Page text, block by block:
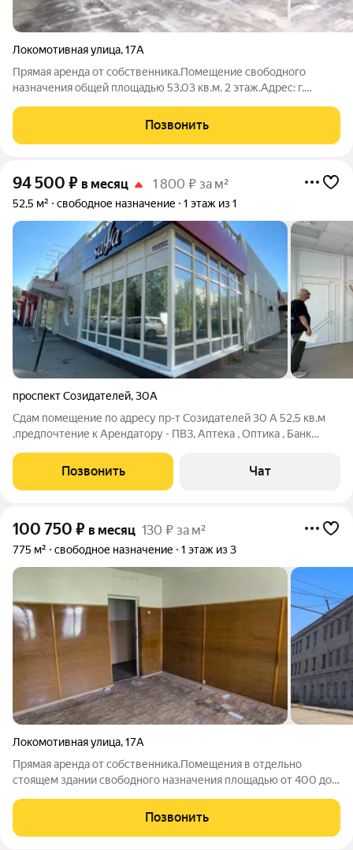
Локомотивная улица,17А
Прямая аренда от собственника.Помещение свободного
назначения общей площадью 53,03 кв.м. 2 этаж.Адрес: г.
училище УМЗ.Помещение на 2 этаже здания. .Подходит под
фотостудию, секции, небольшое
Позвонить
94 500 ₽ в месяц 1 800 ₽ за м²
52,5 м² свободное назначение 1 этаж из 1
проспект Созидателей,30А
Сдам помещение по адресу пр-т Созидателей 30 А 52,5 кв.м
,предпочтение к Арендатору - ПВЗ, Аптека , Оптика , Банк
помещении 2 входа. Один с улицы, другой (по надобности)
через соседнее
Позвонить Чат
100 750 ₽ в месяц 130 ₽ за м²
775 м² свободное назначение 1 этаж из 3
Локомотивная улица,17А
Прямая аренда от собственника.Помещения в отдельно
стоящем здании свободного назначения площадью от 400 до
офисных/бытовых помещений для персонала.Адрес: г.
Ульяновск, ул. Локомотивная, д.17,
Позвонить